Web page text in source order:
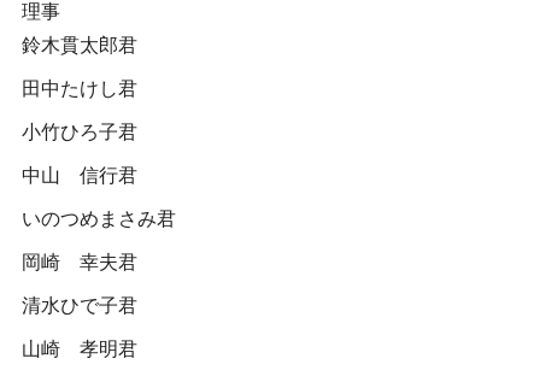
理事
鈴木貫太郎君
田中たけし君
小竹ひろ子君
中山 信行君
いのつめまさみ君
岡崎 幸夫君
清水ひで子君
山崎 孝明君